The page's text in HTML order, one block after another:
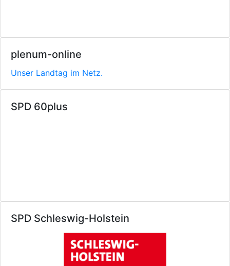
plenum-online
Unser Landtag im Netz.
SPD 60plus
SPD Schleswig-Holstein